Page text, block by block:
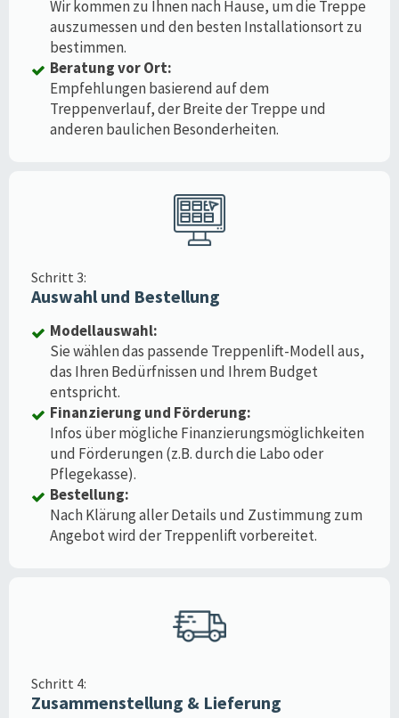
Wir kommen zu Ihnen nach Hause, um die Treppe
auszumessen und den besten Installationsort zu
bestimmen.
Beratung vor Ort:
Empfehlungen basierend auf dem
Treppenverlauf, der Breite der Treppe und
anderen baulichen Besonderheiten.
Schritt 3:
Auswahl und Bestellung
Modellauswahl:
Sie wählen das passende Treppenlift-Modell aus,
das Ihren Bedürfnissen und Ihrem Budget
entspricht.
Finanzierung und Förderung:
Infos über mögliche Finanzierungsmöglichkeiten
und Förderungen (z.B. durch die Labo oder
Pflegekasse).
Bestellung:
Nach Klärung aller Details und Zustimmung zum
Angebot wird der Treppenlift vorbereitet.
Schritt 4:
Zusammenstellung & Lieferung